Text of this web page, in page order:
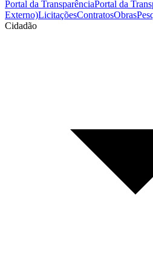
Portal da TransparênciaPortal da
Externo)LicitaçõesContratosObras
Cidadão